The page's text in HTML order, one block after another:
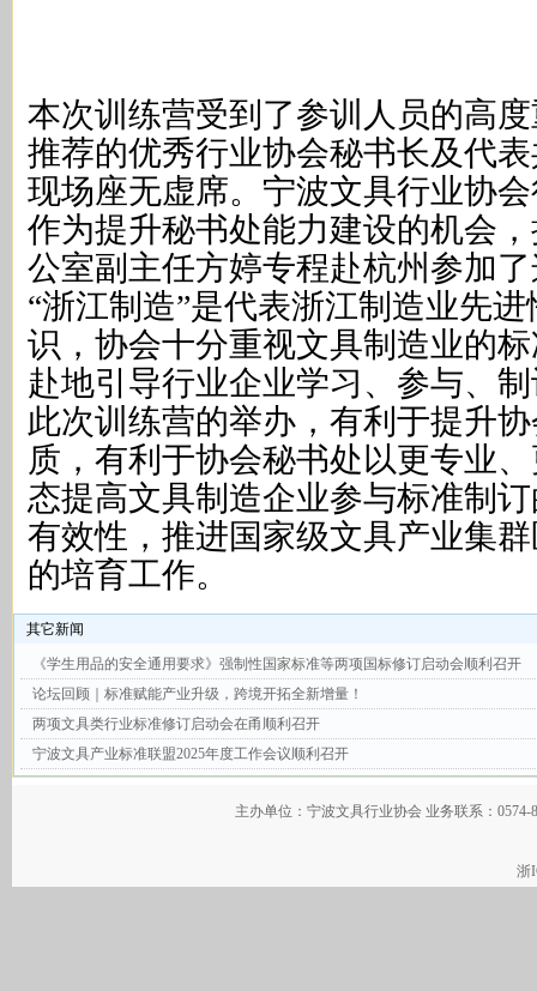
本次训练营受到了参训人员的高
推荐的优秀行业协会秘书长及代
现场座无虚席。宁波文具行业协
作为提升秘书处能力建设的机会
公室副主任方婷专程赴杭州参加
“浙江制造”是代表浙江制造业先
识，协会十分重视文具制造业的
赴地引导行业企业学习、参与、
此次训练营的举办，有利于提升
质，有利于协会秘书处以更专业
态提高文具制造企业参与标准制
有效性，推进国家级文具产业集
的培育工作。
其它新闻
《学生用品的安全通用要求》强制性国家标准等两项国标修订启动会顺利召开
论坛回顾｜标准赋能产业升级，跨境开拓全新增量！
两项文具类行业标准修订启动会在甬顺利召开
宁波文具产业标准联盟2025年度工作会议顺利召开
主办单位：宁波文具行业协会 业务联系：
浙